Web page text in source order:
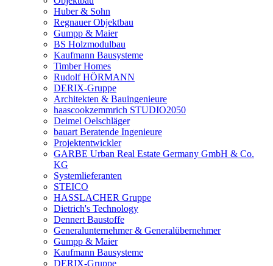
Huber & Sohn
Regnauer Objektbau
Gumpp & Maier
BS Holzmodulbau
Kaufmann Bausysteme
Timber Homes
Rudolf HÖRMANN
DERIX-Gruppe
Architekten & Bauingenieure
haascookzemmrich STUDIO2050
Deimel Oelschläger
bauart Beratende Ingenieure
Projektentwickler
GARBE Urban Real Estate Germany GmbH & Co.
KG
Systemlieferanten
STEICO
HASSLACHER Gruppe
Dietrich's Technology
Dennert Baustoffe
Generalunternehmer & Generalübernehmer
Gumpp & Maier
Kaufmann Bausysteme
DERIX-Gruppe